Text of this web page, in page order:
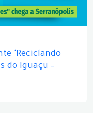
"Reciclando
do Iguaçu –